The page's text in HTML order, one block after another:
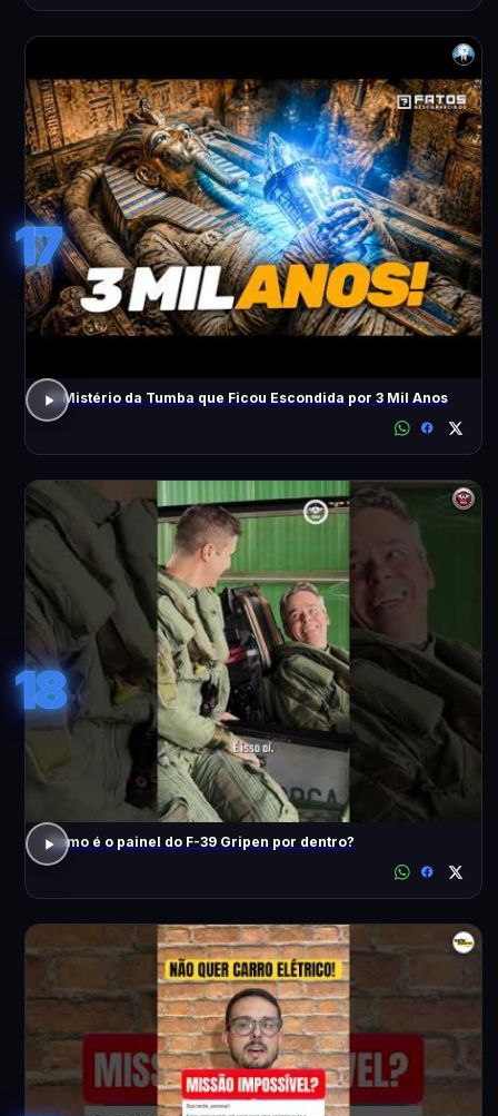
17
O Mistério da Tumba que Ficou Escondida por 3 Mil Anos
18
Como é o painel do F-39 Gripen por dentro?